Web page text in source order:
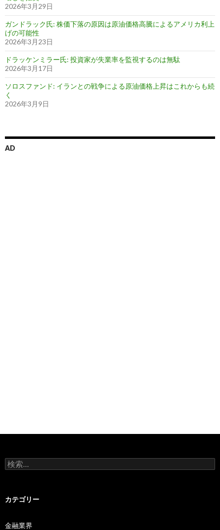
2026年3月29日
ガンドラック氏: 株価下落の原因は原油価格高騰によるアメリカ利上
げの可能性
2026年3月23日
ドラッケンミラー氏: 投資家が失業率を監視するのは無駄
2026年3月17日
ソロスファンド: イランとの戦争による原油価格上昇はこれからも続
く
2026年3月9日
AD
検
索:
カテゴリー
金融業界